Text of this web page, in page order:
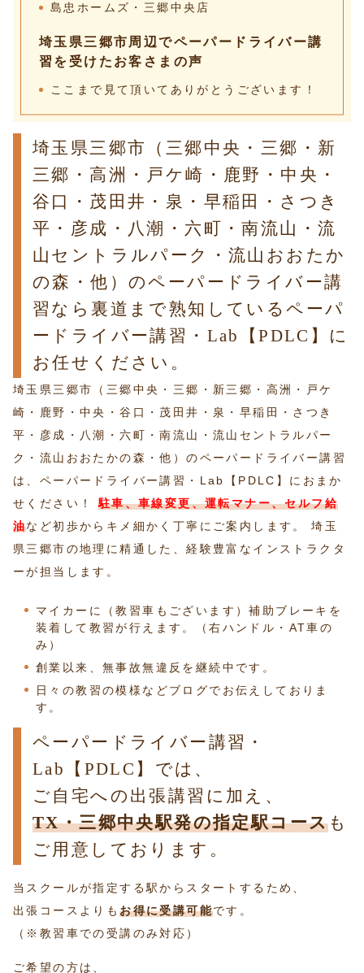
島忠ホームズ・三郷中央店
埼玉県三郷市周辺でペーパードライバー講
習を受けたお客さまの声
ここまで見て頂いてありがとうございます！
埼玉県三郷市（三郷中央・三郷・新
三郷・高洲・戸ケ崎・鹿野・中央・
谷口・茂田井・泉・早稲田・さつき
平・彦成・八潮・六町・南流山・流
山セントラルパーク・流山おおたか
の森・他）のペーパードライバー講
習なら裏道まで熟知しているペーパ
ードライバー講習・Lab【PDLC】に
お任せください。
埼玉県三郷市（三郷中央・三郷・新三郷・高洲・戸ケ
崎・鹿野・中央・谷口・茂田井・泉・早稲田・さつき
平・彦成・八潮・六町・南流山・流山セントラルパー
ク・流山おおたかの森・他）のペーパードライバー講習
は、ペーパードライバー講習・Lab【PDLC】におまか
せください！駐車、車線変更、運転マナー、セルフ給
油など初歩からキメ細かく丁寧にご案内します。 埼玉
県三郷市の地理に精通した、経験豊富なインストラクタ
ーが担当します。
マイカーに（教習車もございます）補助ブレーキを
装着して教習が行えます。（右ハンドル・AT車の
み）
創業以来、無事故無違反を継続中です。
日々の教習の模様などブログでお伝えしておりま
す。
ペーパードライバー講習・
Lab【PDLC】では、
ご自宅への出張講習に加え、
TX・三郷中央駅発の指定駅コースも
ご用意しております。
当スクールが指定する駅からスタートするため、
出張コースよりもお得に受講可能です。
（※教習車での受講のみ対応）
ご希望の方は、